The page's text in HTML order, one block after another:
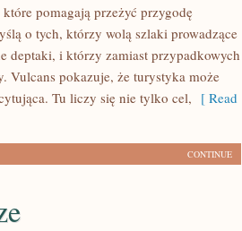
pomagają przeżyć przygodę
o tych, którzy wolą szlaki prowadzące
deptaki, i którzy zamiast przypadkowych
Vulcans pokazuje, że turystyka może
Tu liczy się nie tylko cel, [ Read
CONTINUE